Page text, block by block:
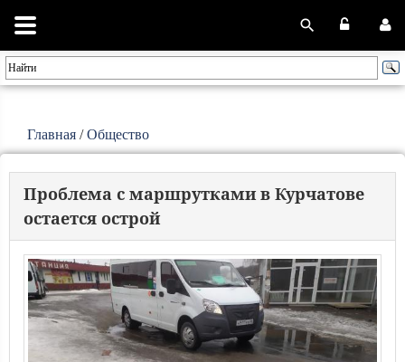
Главная /Общество
Проблема с маршрутками в Курчатове
остается острой